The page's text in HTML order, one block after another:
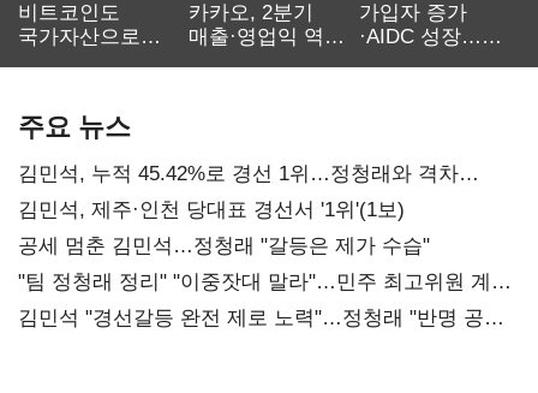
비트코인도
국가자산으로…'
카카오, 2분기
매출·영업익 역대
가입자 증가
·AIDC 성장…
주요 뉴스
김민석, 누적 45.42%로 경선 1위…정청래와 격차
0.86%p(2보)
김민석, 제주·인천 당대표 경선서 '1위'(1보)
공세 멈춘 김민석…정청래 "갈등은 제가 수습"
"팀 정청래 정리" "이중잣대 말라"…민주 최고위원 계파
다툼 격화
김민석 "경선갈등 완전 제로 노력"…정청래 "반명 공세